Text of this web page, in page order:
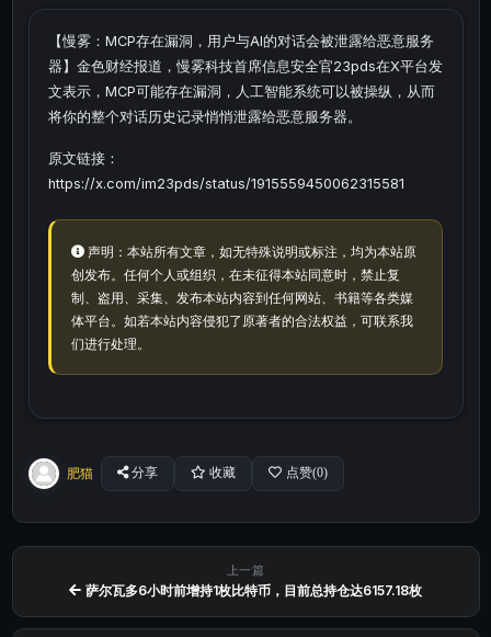
【慢雾：MCP存在漏洞，用户与AI的对话会被泄露给恶意服务
器】金色财经报道，慢雾科技首席信息安全官23pds在X平台发
文表示，MCP可能存在漏洞，人工智能系统可以被操纵，从而
将你的整个对话历史记录悄悄泄露给恶意服务器。
原文链接：
https://x.com/im23pds/status/1915559450062315581
声明：本站所有文章，如无特殊说明或标注，均为本站原
创发布。任何个人或组织，在未征得本站同意时，禁止复
制、盗用、采集、发布本站内容到任何网站、书籍等各类媒
体平台。如若本站内容侵犯了原著者的合法权益，可联系我
们进行处理。
肥猫 分享 收藏 点赞(0)
上一篇
萨尔瓦多6小时前增持1枚比特币，目前总持仓达6157.18枚